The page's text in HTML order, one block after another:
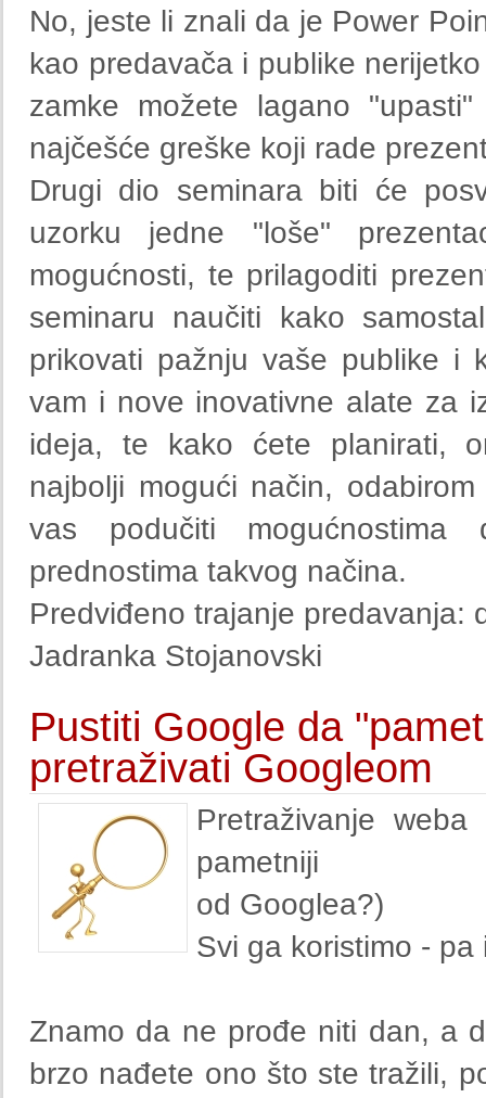
No, jeste li znali da je Power
kao predavača i publike
zamke možete lagano
najčešće greške koji rade
Drugi dio seminara biti će
uzorku jedne "loše"
mogućnosti, te prilagoditi
seminaru naučiti kako
prikovati pažnju vaše publike i
vam i nove inovativne alate za
ideja, te kako ćete planirati,
najbolji mogući način,
vas podučiti
prednostima takvog načina.
Predviđeno trajanje predavanja:
Jadranka Stojanovski
Pustiti Google da
pretraživati Googleom
Pretraživanje
pametniji
od Googlea?)
Svi ga koristimo -
Znamo da ne prođe niti dan, a
brzo nađete ono što ste tražili,